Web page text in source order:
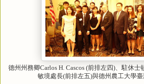
德州州務卿Carlos H. Cascos (前排左四)、駐休士
敏境處長(前排左五)與德州農工大學